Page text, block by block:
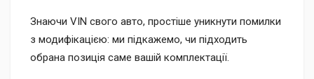
Знаючи VIN свого авто, простіше уникнути помилки
з модифікацією: ми підкажемо, чи підходить
обрана позиція саме вашій комплектації.